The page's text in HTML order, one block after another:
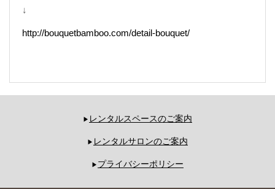
↓
http://bouquetbamboo.com/detail-bouquet/
レンタルスペースのご案内
レンタルサロンのご案内
プライバシーポリシー